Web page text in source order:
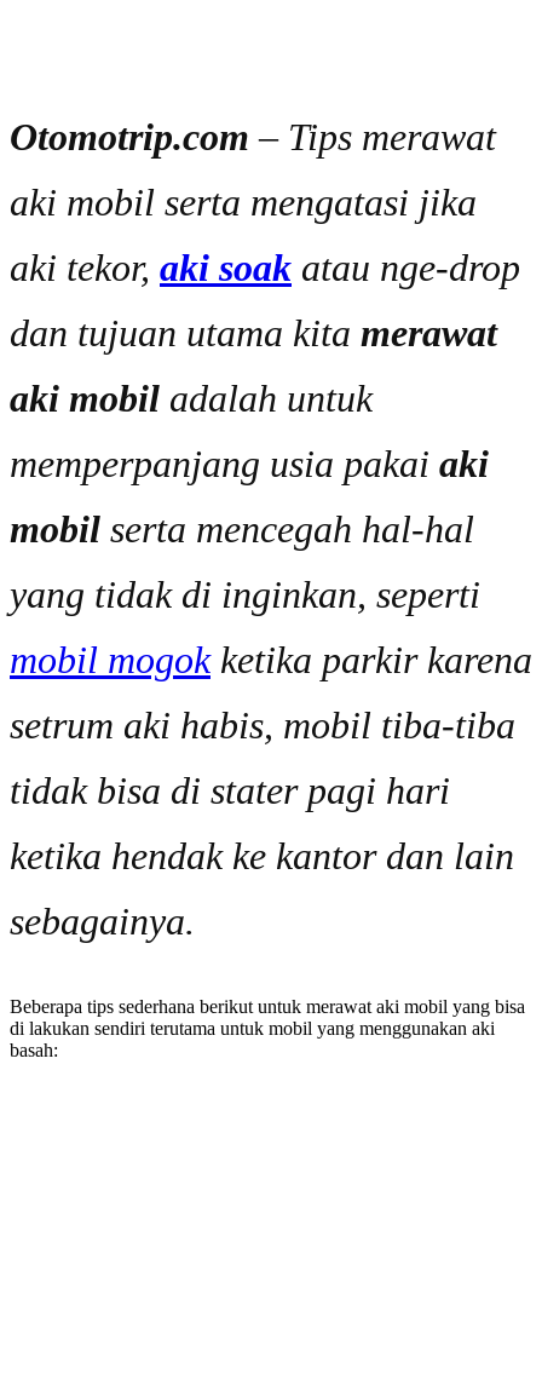
Otomotrip.com – Tips merawat
aki mobil serta mengatasi jika
aki tekor, aki soak atau nge-drop
dan tujuan utama kita merawat
aki mobil adalah untuk
memperpanjang usia pakai aki
mobil serta mencegah hal-hal
yang tidak di inginkan, seperti
mobil mogokketika parkir karena
setrum aki habis, mobil tiba-tiba
tidak bisa di stater pagi hari
ketika hendak ke kantor dan lain
sebagainya.
Beberapa tips sederhana berikut untuk merawat aki mobil yang bisa
di lakukan sendiri terutama untuk mobil yang menggunakan aki
basah: